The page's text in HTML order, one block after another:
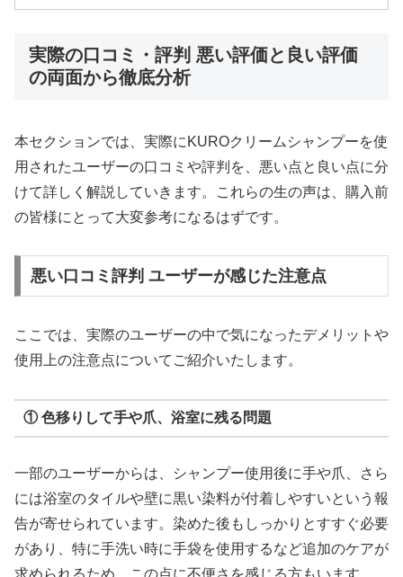
実際の口コミ・評判 悪い評価と良い評価
の両面から徹底分析
本セクションでは、実際にKUROクリームシャンプーを使
用されたユーザーの口コミや評判を、悪い点と良い点に分
けて詳しく解説していきます。これらの生の声は、購入前
の皆様にとって大変参考になるはずです。
悪い口コミ評判 ユーザーが感じた注意点
ここでは、実際のユーザーの中で気になったデメリットや
使用上の注意点についてご紹介いたします。
① 色移りして手や爪、浴室に残る問題
一部のユーザーからは、シャンプー使用後に手や爪、さら
には浴室のタイルや壁に黒い染料が付着しやすいという報
告が寄せられています。染めた後もしっかりとすすぐ必要
があり、特に手洗い時に手袋を使用するなど追加のケアが
求められるため、この点に不便さを感じる方もいます。